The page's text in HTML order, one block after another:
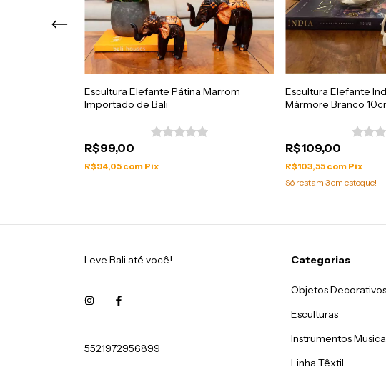
Escultura Elefante Pátina Marrom
Importado de Bali
R$99,00
R$94,05 com Pix
Escultura Elefante
Mármore Branco
R$109,00
R$103,55 com Pix
Só restam 3em estoque!
Leve Bali até você!
5521972956899
Categorias
Objetos Decorativos
Esculturas
Instrumentos
Linha Têxtil